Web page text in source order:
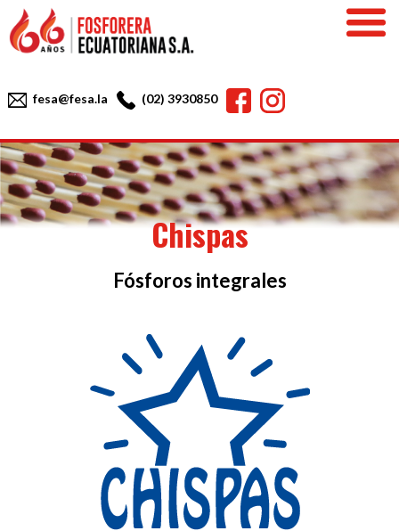
Skip
to
content
fesa@fesa.la (02) 3930850 FacebookInstagram
Chispas
Fósforos integrales